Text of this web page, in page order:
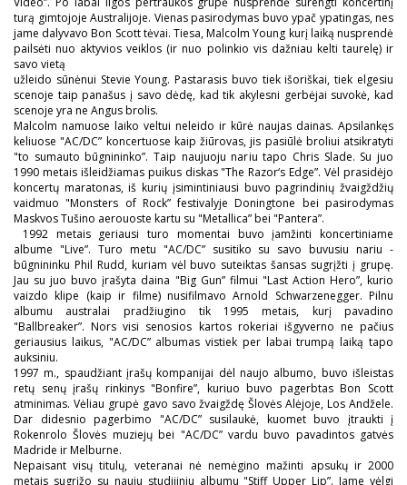
turą gimtojoje Australijoje. Vienas pasirodymas buvo ypač ypatingas, nes
jame dalyvavo Bon Scott tėvai. Tiesa, Malcolm Young kurį laiką nusprendė
pailsėti nuo aktyvios veiklos (ir nuo polinkio vis dažniau kelti taurelę) ir
savo vietą
užleido sūnėnui Stevie Young. Pastarasis buvo tiek išoriškai, tiek elgesiu
scenoje taip panašus į savo dėdę, kad tik akylesni gerbėjai suvokė, kad
scenoje yra ne Angus brolis.
Malcolm namuose laiko veltui neleido ir kūrė naujas dainas. Apsilankęs
keliuose "AC/DC” koncertuose kaip žiūrovas, jis pasiūlė broliui atsikratyti
"to sumauto būgnininko”. Taip naujuoju nariu tapo Chris Slade. Su juo
1990 metais išleidžiamas puikus diskas "The Razor‘s Edge”. Vėl prasidėjo
koncertų maratonas, iš kurių įsimintiniausi buvo pagrindinių žvaigždžių
vaidmuo "Monsters of Rock” festivalyje Doningtone bei pasirodymas
Maskvos Tušino aerouoste kartu su "Metallica” bei "Pantera”.
1992 metais geriausi turo momentai buvo įamžinti koncertiniame
albume "Live”. Turo metu "AC/DC” susitiko su savo buvusiu nariu -
būgnininku Phil Rudd, kuriam vėl buvo suteiktas šansas sugrįžti į grupę.
Jau su juo buvo įrašyta daina "Big Gun” filmui "Last Action Hero”, kurio
vaizdo klipe (kaip ir filme) nusifilmavo Arnold Schwarzenegger. Pilnu
albumu australai pradžiugino tik 1995 metais, kurį pavadino
"Ballbreaker”. Nors visi senosios kartos rokeriai išgyverno ne pačius
geriausius laikus, "AC/DC” albumas vistiek per labai trumpą laiką tapo
auksiniu.
1997 m., spaudžiant įrašų kompanijai dėl naujo albumo, buvo išleistas
retų senų įrašų rinkinys "Bonfire”, kuriuo buvo pagerbtas Bon Scott
atminimas. Vėliau grupė gavo savo žvaigždę Šlovės Alėjoje, Los Andžele.
Dar didesnio pagerbimo "AC/DC” susilaukė, kuomet buvo įtraukti į
Rokenrolo Šlovės muziejų bei "AC/DC” vardu buvo pavadintos gatvės
Madride ir Melburne.
Nepaisant visų titulų, veteranai nė nemėgino mažinti apsukų ir 2000
metais sugrįžo su nauju studijiniu albumu "Stiff Upper Lip”. Jame vėlgi